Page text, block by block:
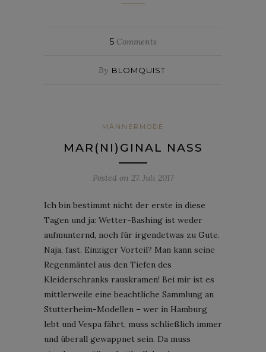
5Comments
By BLOMQUIST
MÄNNERMODE
MAR(NI)GINAL NASS
Posted on 27. Juli 2017
Ich bin bestimmt nicht der erste in diese
Tagen und ja: Wetter-Bashing ist weder
aufmunternd, noch für irgendetwas zu Gute.
Naja, fast. Einziger Vorteil? Man kann seine
Regenmäntel aus den Tiefen des
Kleiderschranks rauskramen! Bei mir ist es
mittlerweile eine beachtliche Sammlung an
Stutterheim-Modellen – wer in Hamburg
lebt und Vespa fährt, muss schließlich immer
und überall gewappnet sein. Da muss